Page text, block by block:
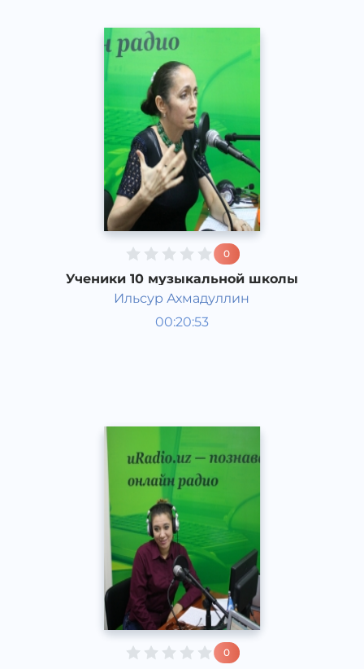
0
Ученики 10 музыкальной школы
Ильсур Ахмадуллин
00:20:53
Гости студии
0